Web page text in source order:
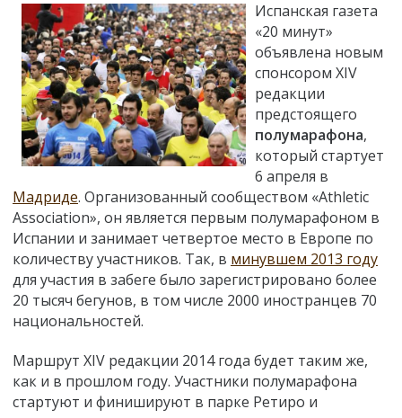
Испанская газета
«20 минут»
объявлена новым
спонсором XIV
редакции
предстоящего
полумарафона,
который стартует
6 апреля в
Мадриде. Организованный сообществом «Athletic
Association», он является первым полумарафоном в
Испании и занимает четвертое место в Европе по
количеству участников. Так, в минувшем 2013 году
для участия в забеге было зарегистрировано более
20 тысяч бегунов, в том числе 2000 иностранцев 70
национальностей.
Маршрут XIV редакции 2014 года будет таким же,
как и в прошлом году. Участники полумарафона
стартуют и финишируют в парке Ретиро и